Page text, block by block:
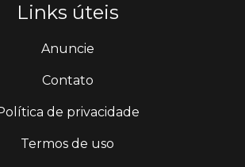
Links úteis
Anuncie
Contato
de privacidade
Termos de uso